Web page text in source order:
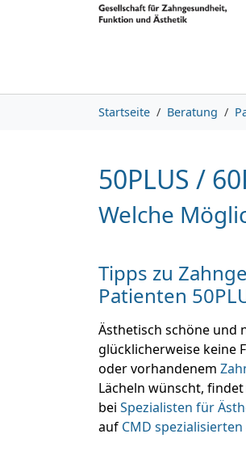
Skip to main content
Skip to page footer
Startseite Beratung
50PLUS /
Welche
Tipps zu
Patienten
Ästhetisch schöne und
glücklicherweise keine
oder vorhandenem
Lächeln wünscht, findet
bei Spezialisten für
auf CMD